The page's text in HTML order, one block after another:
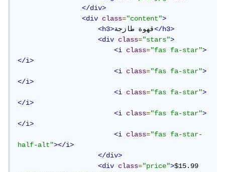
</div>
<div
class="content">
<h3>قهوة طازجة</h3>
<div
class="stars">
<i
class="fas fa-star">
</i>
<i
class="fas fa-star">
</i>
<i
class="fas fa-star">
</i>
<i
class="fas fa-star">
</i>
<i
class="fas fa-star-
half-alt"></i>
</div>
<div
class="price">